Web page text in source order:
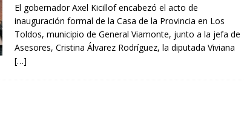
El gobernador Axel Kicillof encabezó el acto de
inauguración formal de la Casa de la Provincia en Los
Toldos, municipio de General Viamonte, junto a la jefa de
Asesores, Cristina Álvarez Rodríguez, la diputada Viviana
[…]